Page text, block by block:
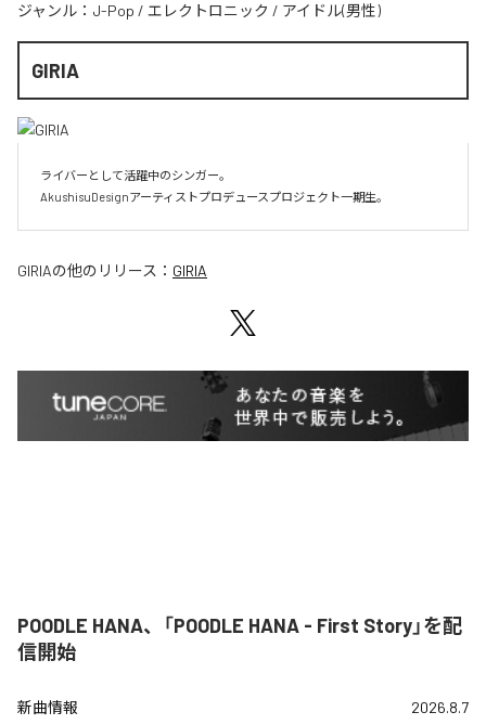
ジャンル： J-Pop / エレクトロニック / アイドル(男性)
GIRIA
ライバーとして活躍中のシンガー。
AkushisuDesignアーティストプロデュースプロジェクト一期生。
GIRIAの他のリリース： GIRIA
POODLE HANA、「POODLE HANA - First Story」を配
信開始
新曲情報 2026.8.7